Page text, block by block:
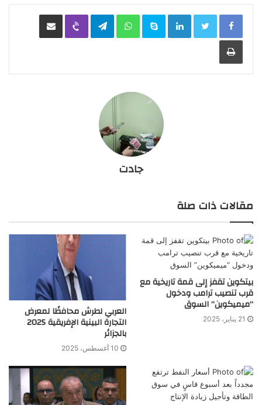
LinkedIn
Skype
WhatsApp
Telegram
Viber مشاركة عبر البريد
طباعة
جادت
مقالات ذات صلة
بيتكوين تقفز إلى قمة تاريخية مع
قرب تنصيب ترامب ودخول
“ميميكوين” السوق
21 يناير، 2025 العربي لطرش محافظًا لمعرض
التجارة البينية الإفريقية 2025
بالجزائر
10 أغسطس، 2025